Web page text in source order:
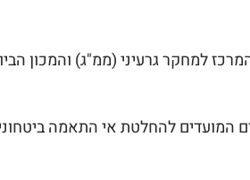
למחקר גרעיני (ממ"ג) והמכון